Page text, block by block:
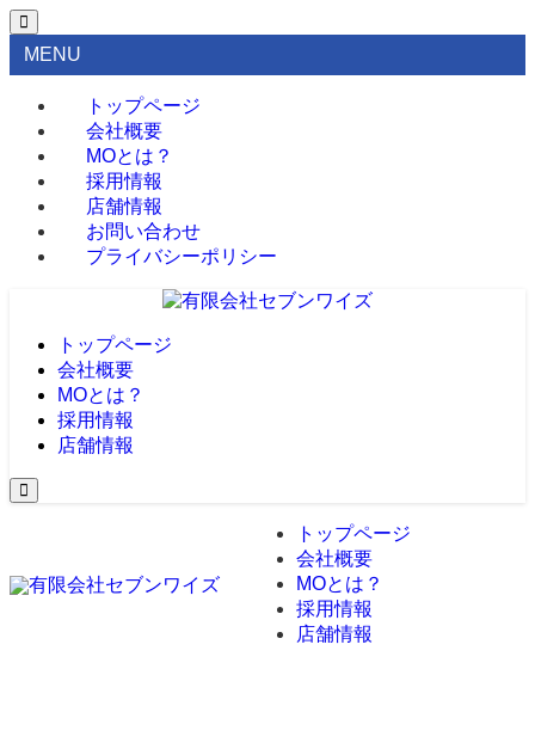
MENU
トップページ
会社概要
MOとは？
採用情報
店舗情報
お問い合わせ
プライバシーポリシー
トップページ
会社概要
MOとは？
採用情報
店舗情報
トップページ
会社概要
MOとは？
採用情報
店舗情報